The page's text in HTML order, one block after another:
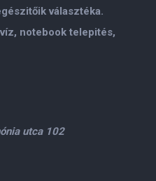
választéka.
notebook telepités,
utca 102